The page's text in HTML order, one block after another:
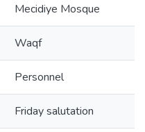
Mecidiye Mosque
Waqf
Personnel
Friday salutation